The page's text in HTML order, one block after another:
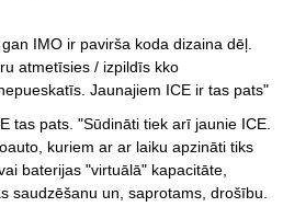
IMO ir pavirša koda dizaina dēļ.
atmetīsies / izpildīs kko
Jaunajiem ICE ir tas pats"
tas pats. "Sūdināti tiek arī jaunie ICE.
kuriem ar ar laiku apzināti tiks
baterijas "virtuālā" kapacitāte,
saudzēšanu un, saprotams, drošību.